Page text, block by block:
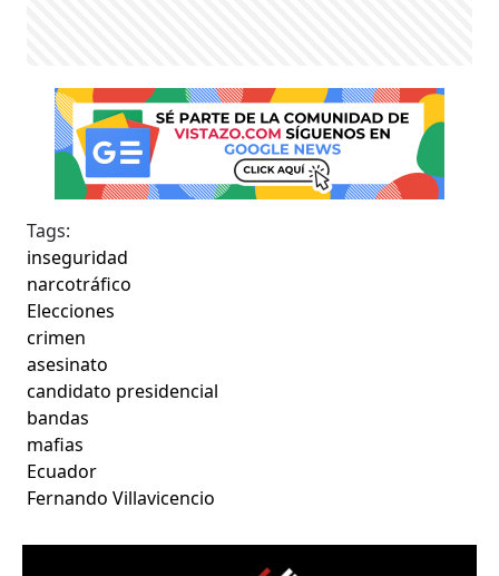
Tags:
inseguridad
narcotráfico
Elecciones
crimen
asesinato
candidato presidencial
bandas
mafias
Ecuador
Fernando Villavicencio